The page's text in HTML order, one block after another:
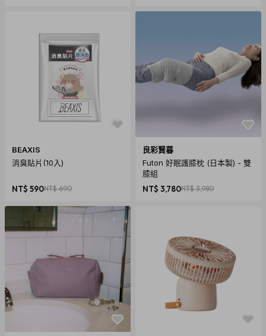
BEAXIS
消臭貼片(10入)
NT$ 590NT$ 690
良彩賢暮
Futon 好眠護膝枕 (日本製) - 雙
膝組
NT$ 3,780NT$ 3,980